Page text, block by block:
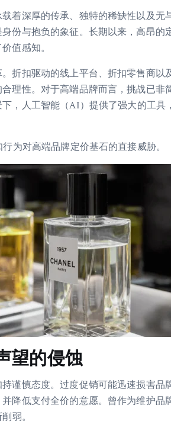
着深厚的传承、独特的稀缺性以及无
份与抱负的象征。长期以来，高昂
值感知。
折扣驱动的线上平台、折扣零售商以
理性。对于高端品牌而言，挑战已
，人工智能（AI）提供了强大的工
为对高端品牌定价基石的直接威胁。
望的侵蚀
谨慎态度。过度促销可能迅速损害
降低支付全价的意愿。曾作为维护
弱。